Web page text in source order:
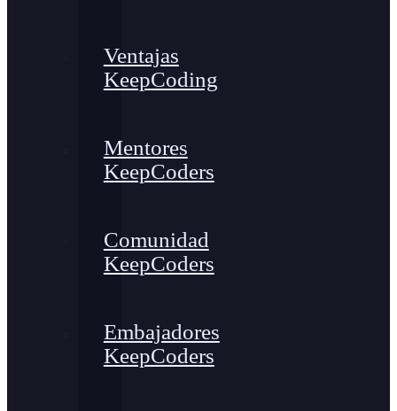
Ventajas
KeepCoding
Mentores
KeepCoders
Comunidad
KeepCoders
Embajadores
KeepCoders